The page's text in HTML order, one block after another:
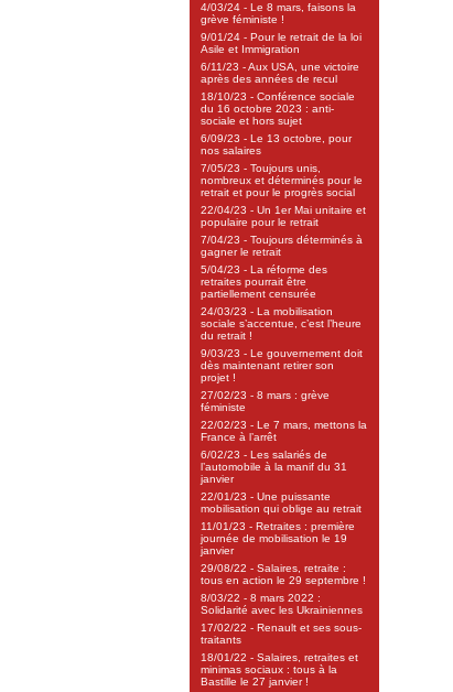
4/03/24 - Le 8 mars, faisons la
grève féministe !
9/01/24 - Pour le retrait de la loi
Asile et Immigration
6/11/23 - Aux USA, une victoire
après des années de recul
18/10/23 - Conférence sociale
du 16 octobre 2023 : anti-
sociale et hors sujet
6/09/23 - Le 13 octobre, pour
nos salaires
7/05/23 - Toujours unis,
nombreux et déterminés pour le
retrait et pour le progrès social
22/04/23 - Un 1er Mai unitaire et
populaire pour le retrait
7/04/23 - Toujours déterminés à
gagner le retrait
5/04/23 - La réforme des
retraites pourrait être
partiellement censurée
24/03/23 - La mobilisation
sociale s’accentue, c’est l’heure
du retrait !
9/03/23 - Le gouvernement doit
dès maintenant retirer son
projet !
27/02/23 - 8 mars : grève
féministe
22/02/23 - Le 7 mars, mettons la
France à l’arrêt
6/02/23 - Les salariés de
l’automobile à la manif du 31
janvier
22/01/23 - Une puissante
mobilisation qui oblige au retrait
11/01/23 - Retraites : première
journée de mobilisation le 19
janvier
29/08/22 - Salaires, retraite :
tous en action le 29 septembre !
8/03/22 - 8 mars 2022 :
Solidarité avec les Ukrainiennes
17/02/22 - Renault et ses sous-
traitants
18/01/22 - Salaires, retraites et
minimas sociaux : tous à la
Bastille le 27 janvier !